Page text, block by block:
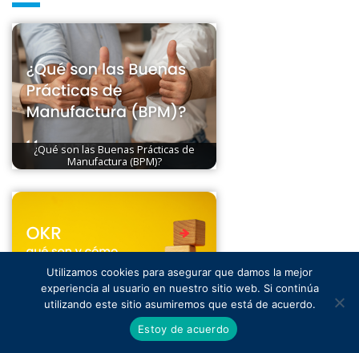
¿Qué son las Buenas Prácticas de
Manufactura (BPM)?
OKR ¿qué son y como aplicarlos al
departamento de calidad?
Utilizamos cookies para asegurar que damos la mejor
experiencia al usuario en nuestro sitio web. Si continúa
utilizando este sitio asumiremos que está de acuerdo.
Estoy de acuerdo